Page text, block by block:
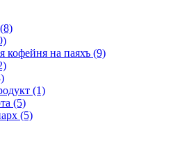
(8)
кофейня на паяхъ (9)
(1)
(5)
(5)